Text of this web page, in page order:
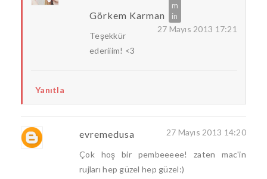
Görkem Karman
27 Mayıs 2013 17:21
Teşekkür
ederiiim! <3
Yanıtla
evremedusa 27 Mayıs 2013 14:20
Çok hoş bir pembeeeee! zaten mac'in
rujları hep güzel hep güzel:)